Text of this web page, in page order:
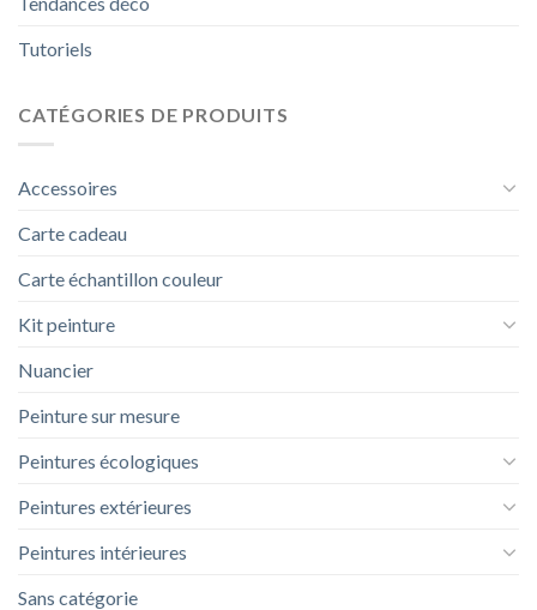
Tutoriels
CATÉGORIES DE PRODUITS
Accessoires
Carte cadeau
Carte échantillon couleur
Kit peinture
Nuancier
Peinture sur mesure
Peintures écologiques
Peintures extérieures
Peintures intérieures
Sans catégorie